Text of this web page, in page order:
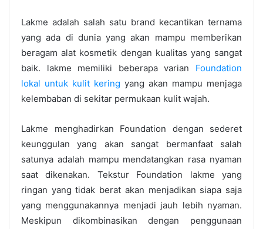
Lakme adalah salah satu brand kecantikan ternama
yang ada di dunia yang akan mampu memberikan
beragam alat kosmetik dengan kualitas yang sangat
baik. lakme memiliki beberapa varian Foundation
lokal untuk kulit kering yang akan mampu menjaga
kelembaban di sekitar permukaan kulit wajah.
Lakme menghadirkan Foundation dengan sederet
keunggulan yang akan sangat bermanfaat salah
satunya adalah mampu mendatangkan rasa nyaman
saat dikenakan. Tekstur Foundation lakme yang
ringan yang tidak berat akan menjadikan siapa saja
yang menggunakannya menjadi jauh lebih nyaman.
Meskipun dikombinasikan dengan penggunaan